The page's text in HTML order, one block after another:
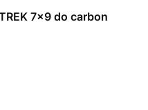
7x9 do carbon